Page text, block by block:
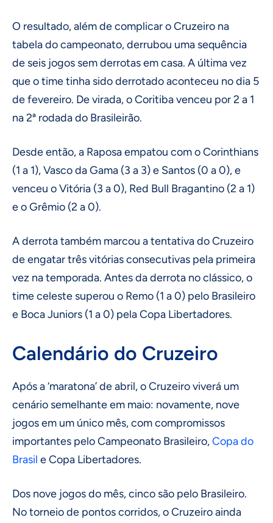
O resultado, além de complicar o Cruzeiro na
tabela do campeonato, derrubou uma sequência
de seis jogos sem derrotas em casa. A última vez
que o time tinha sido derrotado aconteceu no dia 5
de fevereiro. De virada, o Coritiba venceu por 2 a 1
na 2ª rodada do Brasileirão.
Desde então, a Raposa empatou com o Corinthians
(1 a 1), Vasco da Gama (3 a 3) e Santos (0 a 0), e
venceu o Vitória (3 a 0), Red Bull Bragantino (2 a 1)
e o Grêmio (2 a 0).
A derrota também marcou a tentativa do Cruzeiro
de engatar três vitórias consecutivas pela primeira
vez na temporada. Antes da derrota no clássico, o
time celeste superou o Remo (1 a 0) pelo Brasileiro
e Boca Juniors (1 a 0) pela Copa Libertadores.
Calendário do Cruzeiro
Após a ‘maratona’ de abril, o Cruzeiro viverá um
cenário semelhante em maio: novamente, nove
jogos em um único mês, com compromissos
importantes pelo Campeonato Brasileiro,Copa do
Brasil e Copa Libertadores.
Dos nove jogos do mês, cinco são pelo Brasileiro.
No torneio de pontos corridos, o Cruzeiro ainda